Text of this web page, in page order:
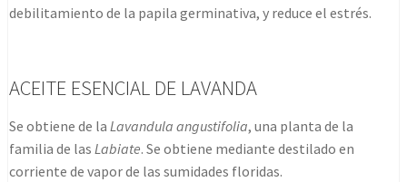
debilitamiento de la papila germinativa, y reduce el estrés.
ACEITE ESENCIAL DE LAVANDA
Se obtiene de la Lavandula angustifolia, una planta de la
familia de las Labiate. Se obtiene mediante destilado en
corriente de vapor de las sumidades floridas.